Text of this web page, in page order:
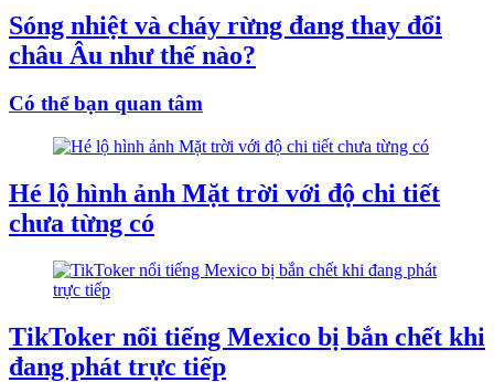
Sóng nhiệt và cháy rừng đang thay đổi
châu Âu như thế nào?
Có thể bạn quan tâm
Hé lộ hình ảnh Mặt trời với độ chi tiết
chưa từng có
TikToker nổi tiếng Mexico bị bắn chết khi
đang phát trực tiếp